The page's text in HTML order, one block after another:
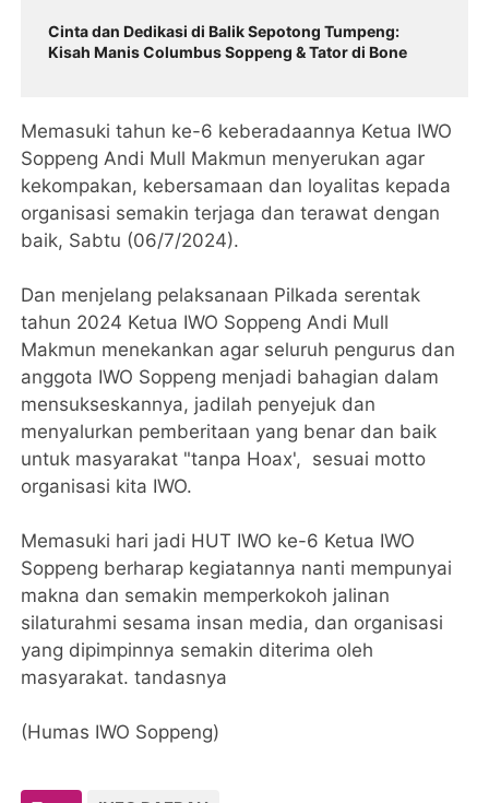
Cinta dan Dedikasi di Balik Sepotong Tumpeng:
Kisah Manis Columbus Soppeng & Tator di Bone
Memasuki tahun ke-6 keberadaannya Ketua IWO
Soppeng Andi Mull Makmun menyerukan agar
kekompakan, kebersamaan dan loyalitas kepada
organisasi semakin terjaga dan terawat dengan
baik, Sabtu (06/7/2024).
Dan menjelang pelaksanaan Pilkada serentak
tahun 2024 Ketua IWO Soppeng Andi Mull
Makmun menekankan agar seluruh pengurus dan
anggota IWO Soppeng menjadi bahagian dalam
mensukseskannya, jadilah penyejuk dan
menyalurkan pemberitaan yang benar dan baik
untuk masyarakat "tanpa Hoax', sesuai motto
organisasi kita IWO.
Memasuki hari jadi HUT IWO ke-6 Ketua IWO
Soppeng berharap kegiatannya nanti mempunyai
makna dan semakin memperkokoh jalinan
silaturahmi sesama insan media, dan organisasi
yang dipimpinnya semakin diterima oleh
masyarakat. tandasnya
(Humas IWO Soppeng)